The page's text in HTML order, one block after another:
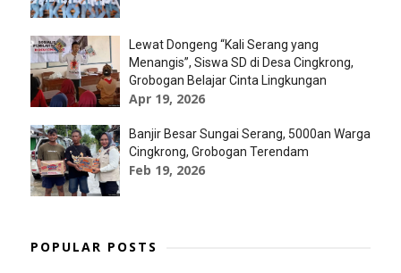
Lewat Dongeng “Kali Serang yang
Menangis”, Siswa SD di Desa Cingkrong,
Grobogan Belajar Cinta Lingkungan
Apr 19, 2026
Banjir Besar Sungai Serang, 5000an Warga
Cingkrong, Grobogan Terendam
Feb 19, 2026
POPULAR POSTS